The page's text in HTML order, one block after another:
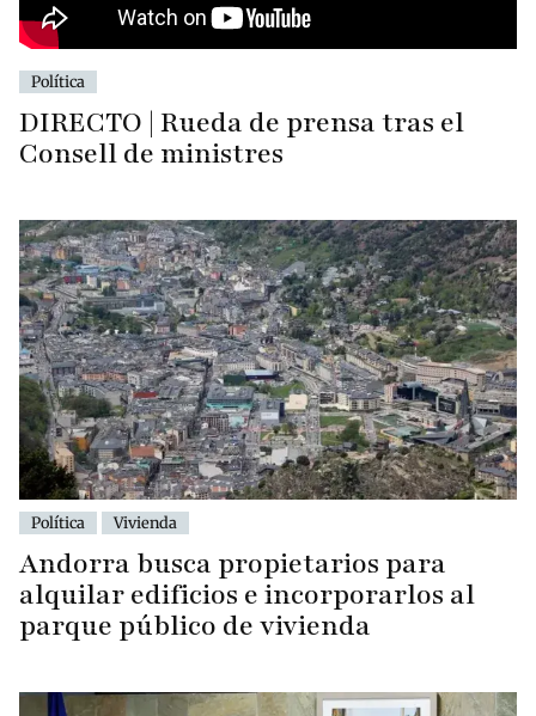
Política
DIRECTO | Rueda de prensa tras el
Consell de ministres
Política Vivienda
Andorra busca propietarios para
alquilar edificios e incorporarlos al
parque público de vivienda